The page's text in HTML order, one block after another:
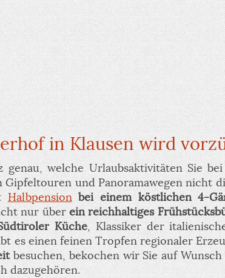
in Klausen wird
genau, welche Urlaubsaktivitäten Sie
Gipfeltouren und Panoramawegen nicht
Halbpension bei einem köstlichen 4-
nur überein reichhaltiges
Küche, Klassiker der
es einen feinen Tropfen regionaler
besuchen, bekochen wir Sie auf
dazugehören.